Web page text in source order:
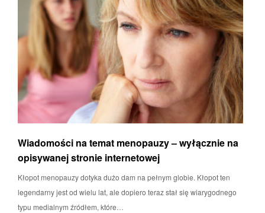
Wiadomości na temat menopauzy – wyłącznie na
opisywanej stronie internetowej
Kłopot menopauzy dotyka dużo dam na pełnym globie. Kłopot ten
legendarny jest od wielu lat, ale dopiero teraz stał się wiarygodnego
typu medialnym źródłem, które…